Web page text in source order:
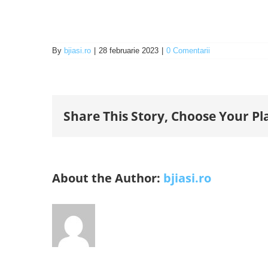
By bjiasi.ro 28 februarie 2023 0 Comentarii
Share This Story, Choose Your
About the Author: bjiasi.ro